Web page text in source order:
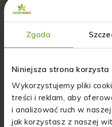
Zgoda
Niniejsza strona korzysta
Wykorzystujemy pliki
treści i reklam, aby
i analizować ruch w
jak korzystasz z naszej
Chcę otrzymywać informacje (zobacz
Zapoznałam/łem się z informacjami
Zapoznałam/łem się z informacjami